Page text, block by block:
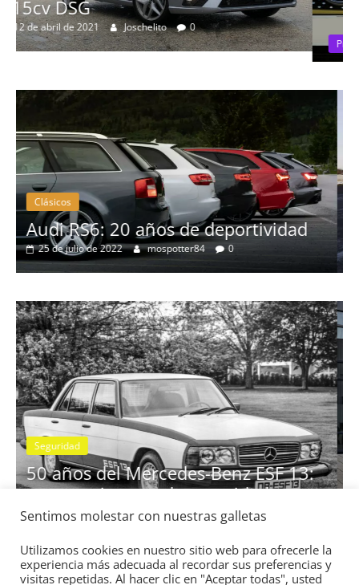
Pruebas
19 de abril de 2020 Joschelito 0
Clásicos
28 de junio de 2022 mospotter84 0
13:
Seguridad Vídeo
El Mazda CX-5 2022 logra la
nota en las pruebas de
IIHS
11 de noviembre de 2021 mospotter84 0
Sentimos molestar con nuestras galletas
Utilizamos cookies en nuestro sitio web para ofrecerle la
experiencia más adecuada al recordar sus preferencias y
visitas repetidas. Al hacer clic en "Aceptar todas", usted